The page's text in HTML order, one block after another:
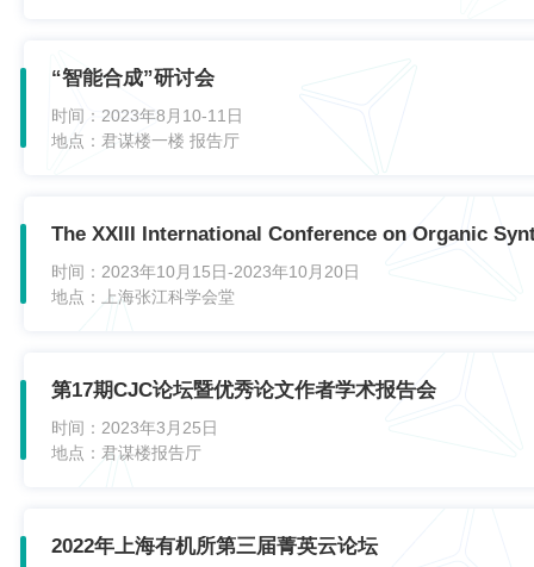
“智能合成”研讨会
时间： 2023年8月10-11日
地点： 君谋楼一楼 报告厅
The XXIII International Conference on Organic
时间： 2023年10月15日-2023年10月20日
地点：
上海张江科学会堂
第17期CJC论坛暨优秀论文作者学术报告会
时间： 2023年3月25日
地点： 君谋楼报告厅
2022年上海有机所第三届菁英云论坛